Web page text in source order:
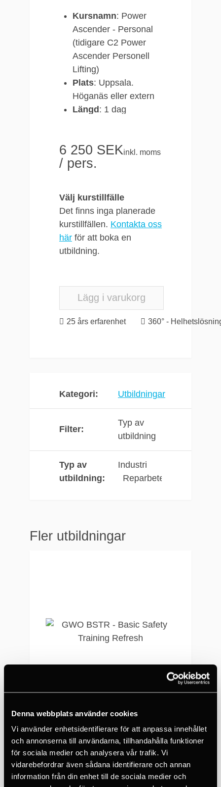
Denna webbplats använder cookies
Vi använder enhetsidentifierare för att anpassa innehållet
och annonserna till användarna, tillhandahålla funktioner
för sociala medier och analysera vår trafik. Vi
vidarebefordrar även sådana identifierare och annan
information från din enhet till de sociala medier och
Kursnamn: Power
Ascender - Personal
(tidigare C2 Power
Ascender Personell
Lifting)
Plats: Uppsala.
Höganäs eller extern
Längd: 1 dag
Minst 4, max 12
personer
Målgrupp
Tekniker som behöver en
teorestisk och praktisk
Ascenders.
Riskanalys och
systemförståelse
Generell säkerhet
Service &
underhåll
Viktig att man har
Kurserna kan hållas både
på svenska och engelska.
Examination sker genom
praktiska övningar.
Fika och lunch ingår.
Minimum 4 max 12
6 250 SEKinkl. moms
/ pers.
Välj kurstillfälle
Det finns inga planerade
kurstillfällen. Kontakta oss
här för att boka en
utbildning.
Lägg i varukorg
25 års erfarenhet 360° -
Kategori Utbildningar
Filter
Typ av
utbildning
Typ av
utbildning
Industri
Reparbeten
Fler utbildningar
14 875 SEK